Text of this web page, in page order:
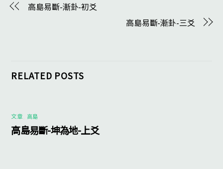
高島易斷-漸卦-初爻
高島易斷-漸卦-三爻
RELATED POSTS
文章 高島
高島易斷-坤為地-上爻